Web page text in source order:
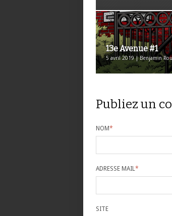
13e Avenue #1
5 avril 2019 | Benjamin
Publiez un
NOM*
ADRESSE MAIL*
SITE